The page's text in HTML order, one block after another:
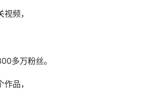
频，
多万粉丝。
品，